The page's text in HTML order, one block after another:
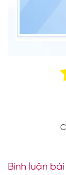
Bình luận